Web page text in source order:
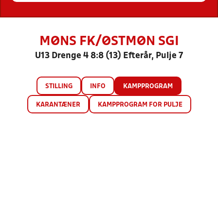
MØNS FK/ØSTMØN SGI
U13 Drenge 4 8:8 (13) Efterår, Pulje 7
STILLING INFO KAMPPROGRAM
KARANTÆNER KAMPPROGRAM FOR PULJE